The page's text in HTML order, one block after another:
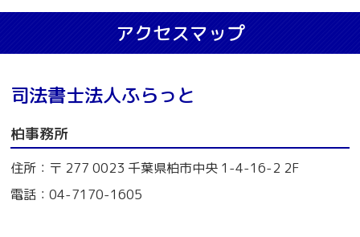
アクセスマップ
司法書士法人ふらっと
柏事務所
住所：〒 277 0023 千葉県柏市中央 1-4-16-2 2F
電話：04-7170-1605